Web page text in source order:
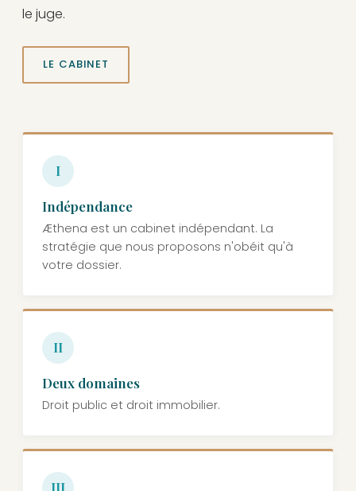
le juge.
LE CABINET
I
Indépendance
Æthena est un cabinet indépendant. La
stratégie que nous proposons n'obéit qu'à
votre dossier.
II
Deux domaines
Droit public et droit immobilier.